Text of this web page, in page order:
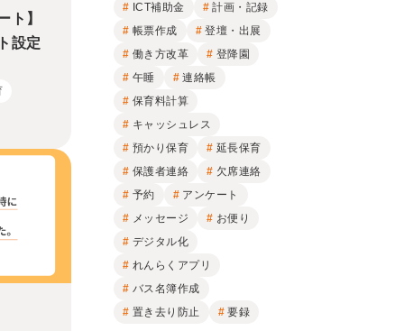
ICT補助金
計画・記録
帳票作成
登壇・出展
働き方改革
登降園
午睡
連絡帳
保育料計算
キャッシュレス
預かり保育
延長保育
保護者連絡
欠席連絡
予約
アンケート
メッセージ
お便り
デジタル化
れんらくアプリ
バス名簿作成
置き去り防止
要録
ト】
設定